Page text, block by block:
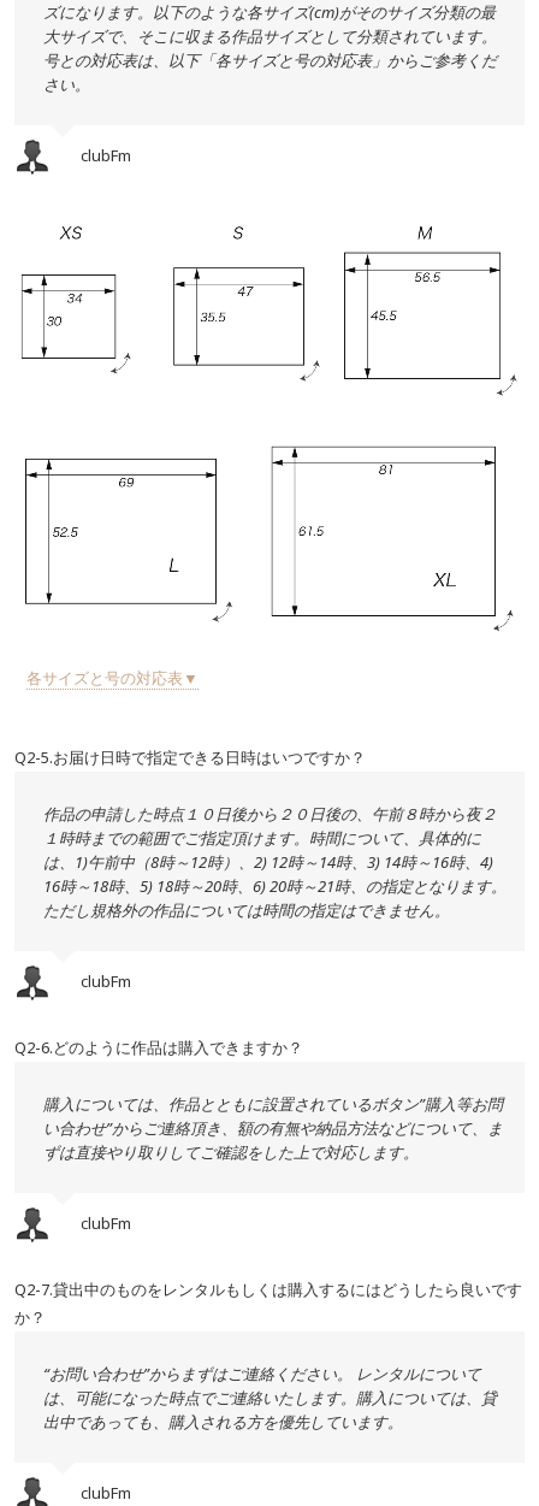
ズになります。以下のような各サイズ(cm)がそのサイズ分類の最
大サイズで、そこに収まる作品サイズとして分類されています。
号との対応表は、以下「各サイズと号の対応表」からご参考くだ
さい。
clubFm
各サイズと号の対応表▼
Q2-5.お届け日時で指定できる日時はいつですか？
作品の申請した時点１０日後から２０日後の、午前８時から夜２
１時時までの範囲でご指定頂けます。時間について、具体的に
は、1)午前中（8時～12時）、2) 12時～14時、3) 14時～16時、4)
16時～18時、5) 18時～20時、6) 20時～21時、の指定となります。
ただし規格外の作品については時間の指定はできません。
clubFm
Q2-6.どのように作品は購入できますか？
購入については、作品とともに設置されているボタン”購入等お問
い合わせ”からご連絡頂き、額の有無や納品方法などについて、ま
ずは直接やり取りしてご確認をした上で対応します。
clubFm
Q2-7.貸出中のものをレンタルもしくは購入するにはどうしたら良いです
か？
“お問い合わせ”からまずはご連絡ください。 レンタルについて
は、可能になった時点でご連絡いたします。購入については、貸
出中であっても、購入される方を優先しています。
clubFm